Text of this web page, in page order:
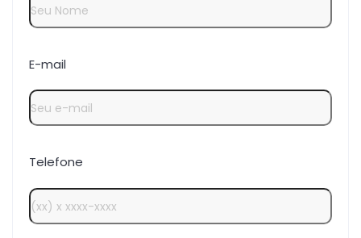
E-mail
Telefone